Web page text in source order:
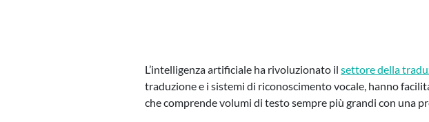
L’intelligenza artificiale ha rivoluzionato il settore della
traduzione e i sistemi di riconoscimento vocale, hanno
che comprende volumi di testo sempre più grandi con una